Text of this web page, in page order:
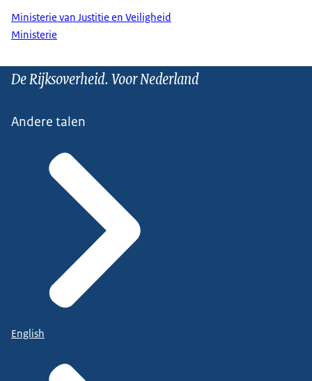
Ministerie van Justitie en Veiligheid
Ministerie
De Rijksoverheid. Voor Nederland
Andere talen
English